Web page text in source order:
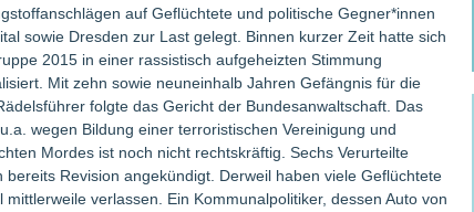
auf Geflüchtete und politische Gegner*innen
sowie Dresden zur Last gelegt. Binnen kurzer Zeit hatte sich
2015 in einer rassistisch aufgeheizten Stimmung
Mit zehn sowie neuneinhalb Jahren Gefängnis für die
folgte das Gericht der Bundesanwaltschaft. Das
wegen Bildung einer terroristischen Vereinigung und
Mordes ist noch nicht rechtskräftig. Sechs Verurteilte
bereits Revision angekündigt. Derweil haben viele Geflüchtete
mittlerweile verlassen. Ein Kommunalpolitiker, dessen Auto von